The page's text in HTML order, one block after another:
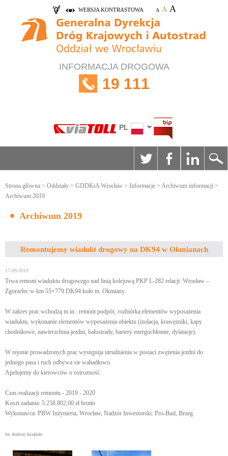
WERSJA KONTRASTOWA A A A
INFORMACJA DROGOWA
19 111
PL
Strona główna > Oddziały > GDDKiA Wrocław > Informacje > Archiwum informacji >
Archiwum 2019
Archiwum 2019
Remontujemy wiadukt drogowy na DK94 w Okmianach
17-09-2019
Trwa remont wiaduktu drogowego nad linią kolejową PKP L-282 relacji: Wrocław –
Zgorzelec w km 55+779 DK94 koło m. Okmiany.
W zakres prac wchodzą m.in.: remont podpór, rozbiórka elementów wyposażenia
wiaduktu, wykonanie elementów wyposażenia obiektu (izolacja, krawężniki, kapy
chodnikowe, nawierzchnia jezdni, balustrady, bariery energochłonne, dylatacje).
W rejonie prowadzonych prac występuja utrudnienia w postaci zwężenia jezdni do
jednego pasa i ruch odbywa sie wahadłowo.
Apelujemy do kierowców o ostrozność.
Czas realizacji remontu - 2019 - 2020
Koszt zadania: 5.258.802,00 zł brutto
Wykonawca: PBW Inżynieria, Wrocław, Nadzór Inwestorski: Pro-Bud, Brzeg
fot. Andrzej Jarzębski